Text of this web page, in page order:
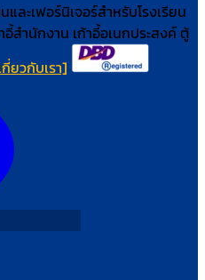
ละเฟอร์นิเจอร์สำหรับโรงเรียน
อี้สำนักงาน เก้าอี้อเนกประสงค์ ตู้
ยวกับเรา]